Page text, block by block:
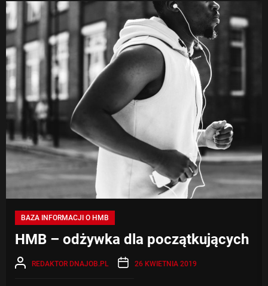
BAZA INFORMACJI O HMB
HMB – odżywka dla początkujących
REDAKTOR DNAJOB.PL 26 KWIETNIA 2019